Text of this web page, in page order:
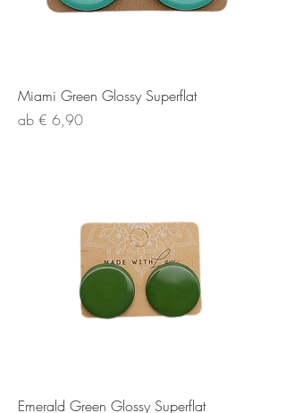
Miami Green Glossy Superflat
ab € 6,90
Sale-Preis
Emerald Green Glossy Superflat